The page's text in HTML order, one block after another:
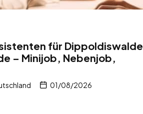
für Dippoldiswalde
– Minijob, Nebenjob,
01/08/2026